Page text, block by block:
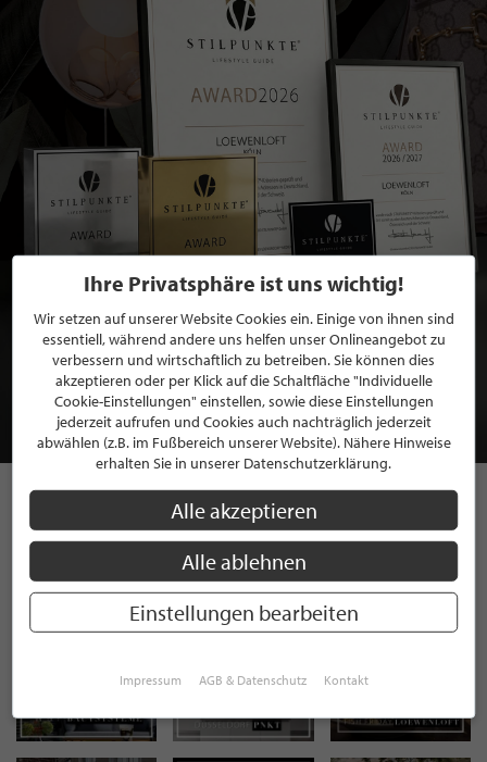
BEWERBEN SIE SICH FÜR EINE GRATIS
MITGLIEDSCHAFT BEI STILPUNKTE®
JETZT GRATIS BEWERBEN
STILPUNKTE AUF
INSTAGRAM
Ihre Privatsphäre ist uns wichtig!
Wir setzen auf unserer Website Cookies ein. Einige von ihnen sind
essentiell, während andere uns helfen unser Onlineangebot zu
verbessern und wirtschaftlich zu betreiben. Sie können dies
akzeptieren oder per Klick auf die Schaltfläche "Individuelle
Cookie-Einstellungen" einstellen, sowie diese Einstellungen
jederzeit aufrufen und Cookies auch nachträglich jederzeit
abwählen (z.B. im Fußbereich unserer Website). Nähere Hinweise
erhalten Sie in unserer Datenschutzerklärung.
Alle akzeptieren
Alle ablehnen
Einstellungen bearbeiten
Impressum AGB & Datenschutz Kontakt